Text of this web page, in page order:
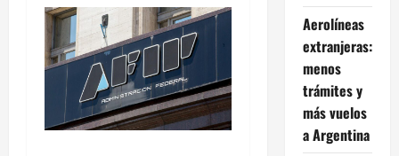
Aerolíneas
extranjeras:
menos
trámites y
más vuelos
a Argentina